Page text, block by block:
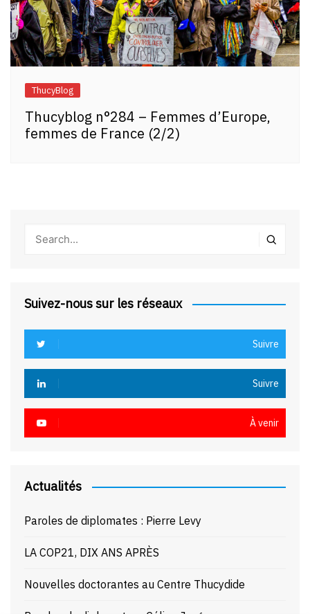
ThucyBlog
Thucyblog n°284 – Femmes d’Europe,
femmes de France (2/2)
Suivez-nous sur les réseaux
Suivre
Suivre
À venir
Actualités
Paroles de diplomates : Pierre Levy
LA COP21, DIX ANS APRÈS
Nouvelles doctorantes au Centre Thucydide